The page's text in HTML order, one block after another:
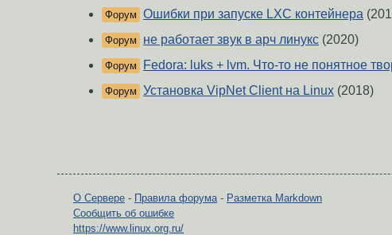
Форум Ошибки при запуске LXC контейнера
Форум не работает звук в арч линукс (2020)
Форум Fedora: luks + lvm. Что-то не понятное
Форум Установка VipNet Client на Linux (2018)
О Сервере - Правила форума- Разметка Markdown
Сообщить об ошибке
https://www.linux.org.ru/